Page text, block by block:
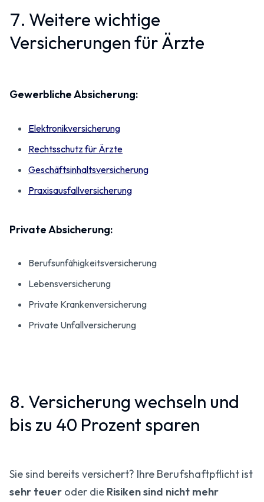
7. Weitere wichtige
Versicherungen für Ärzte
Gewerbliche Absicherung:
Elektronik­versicherung
Rechtsschutz für Ärzte
Geschäfts­inhalts­versicherung
Praxis­ausfall­versicherung
Private Absicherung:
Berufsunfähigkeitsversicherung
Lebensversicherung
Private Kranken­versicherung
Private Unfallversicherung
8. Versicherung wechseln und
bis zu 40 Prozent sparen
Sie sind bereits versichert? Ihre Berufs­haft­pflicht ist
sehr teuer oder die Risiken sind nicht mehr